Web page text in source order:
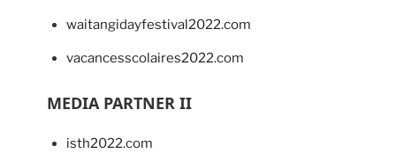
waitangidayfestival2022.com
vacancesscolaires2022.com
MEDIA PARTNER II
isth2022.com